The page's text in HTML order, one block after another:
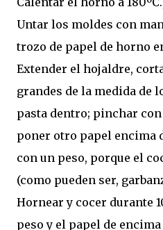
Untar los moldes con
trozo de papel de horno
Extender el hojaldre,
grandes de la medida de
pasta dentro; pinchar con
poner otro papel encima
con un peso, porque el
(como pueden ser,
Hornear y cocer durante
peso y el papel de